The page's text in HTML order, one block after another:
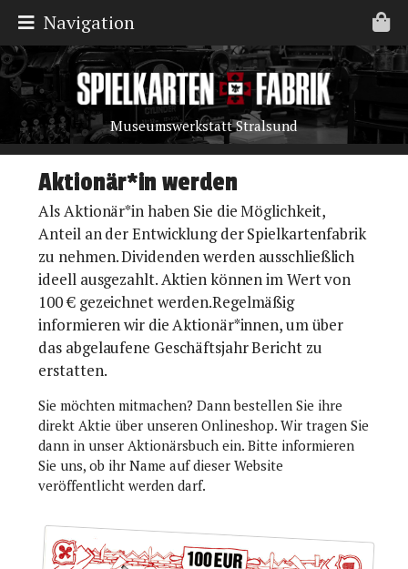
Museumswerkstatt Stralsund
Navigation
Aktionär*in werden
Als Aktionär*in haben Sie die Möglichkeit,
Anteil an der Entwicklung der Spielkartenfabrik
zu nehmen. Dividenden werden ausschließlich
ideell ausgezahlt. Aktien können im Wert von
100 € gezeichnet werden.Regelmäßig
informieren wir die Aktionär*innen, um über
das abgelaufene Geschäftsjahr Bericht zu
erstatten.
Sie möchten mitmachen? Dann bestellen Sie ihre
direkt Aktie über unseren Onlineshop. Wir tragen Sie
dann in unser Aktionärsbuch ein. Bitte informieren
Sie uns, ob ihr Name auf dieser Website
veröffentlicht werden darf.